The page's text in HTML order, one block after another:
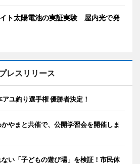
ト太陽電池の実証実験 屋内光で発
レスリリース
ユ釣り選手権 優勝者決定！
やまと共催で、公開学習会を開催しま
い「子どもの遊び場」を検証！市民体